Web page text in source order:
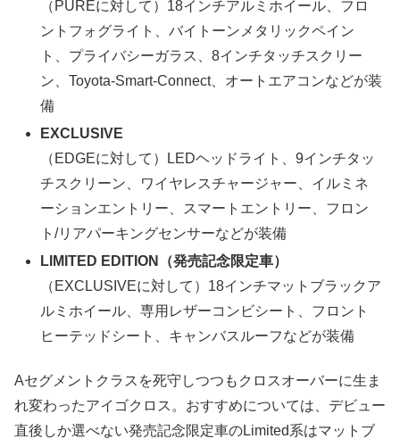
（PUREに対して）18インチアルミホイール、フロ
ントフォグライト、バイトーンメタリックペイン
ト、プライバシーガラス、8インチタッチスクリー
ン、Toyota-Smart-Connect、オートエアコンなどが装
備
EXCLUSIVE
（EDGEに対して）LEDヘッドライト、9インチタッ
チスクリーン、ワイヤレスチャージャー、イルミネ
ーションエントリー、スマートエントリー、フロン
ト/リアパーキングセンサーなどが装備
LIMITED EDITION（発売記念限定車）
（EXCLUSIVEに対して）18インチマットブラックア
ルミホイール、専用レザーコンビシート、フロント
ヒーテッドシート、キャンバスルーフなどが装備
Aセグメントクラスを死守しつつもクロスオーバーに生ま
れ変わったアイゴクロス。おすすめについては、デビュー
直後しか選べない発売記念限定車のLimited系はマットブ